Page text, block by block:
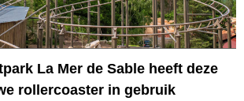
La Mer de Sable heeft deze
rollercoaster in gebruik